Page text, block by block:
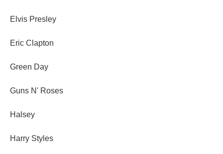
Elvis Presley
Eric Clapton
Green Day
Guns N' Roses
Halsey
Harry Styles